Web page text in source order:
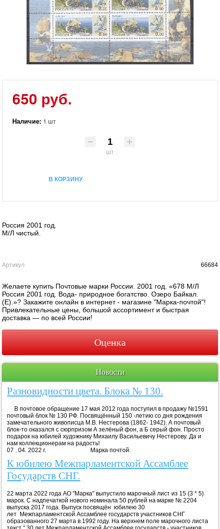
650 руб.
Наличие: 1 шт
шт
В КОРЗИНУ
Россия 2001 год.
М/Л чистый.
Артикул 66684
Желаете купить Почтовые марки России. 2001 год. «678 М/Л
Россия 2001 год. Вода- природное богатство. Озеро Байкал.
(Е).»? Закажите онлайн в интернет - магазине "Марка-почтой"!
Привлекательные цены, большой ассортимент и быстрая
доставка — по всей России!
Оценка
Новости
Разновидности цвета. Блока № 130.
В почтовое обращение 17 мая 2012 года поступил в продажу №1591
почтовый блок № 130 РФ. Посвящённый 150 -летию со дня рождения
замечательного живописца М.В. Нестерова (1862- 1942). А почтовый
блок-то оказался с сюрпризом А зелёный фон, а Б серый фон. Просто
подарок на юбилей художнику Михаилу Васильевичу Нестерову. Да и
нам коллекционерам на радость!
07 . 04. 2022 г. Марка почтой.
К юбилею Межпарламентской Ассамблее
Государств СНГ.
22 марта 2022 года АО "Марка" выпустило марочный лист из 15 (3 * 5)
марок. С надпечаткой нового номинала 50 рублей на марке № 2204
выпуска 2017 года. Выпуск посвящён юбилею 30
лет Межпарламентской Ассамблее государств участников СНГ
образованного 27 марта в 1992 году. На верхнем поле марочного листа